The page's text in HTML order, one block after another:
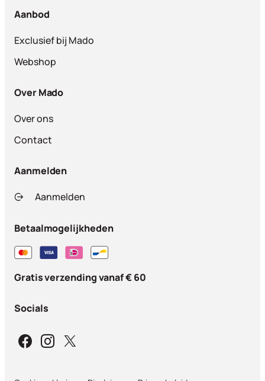
Aanbod
Exclusief bij Mado
Webshop
Over Mado
Over ons
Contact
Aanmelden
Aanmelden
Betaalmogelijkheden
Gratis verzending vanaf € 60
Socials